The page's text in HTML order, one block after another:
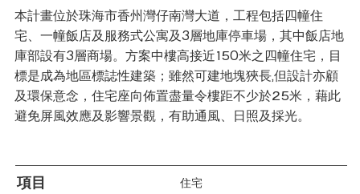
本計畫位於珠海市香州灣仔南灣大道，工程包括四幢住
宅、一幢飯店及服務式公寓及3層地庫停車場，其中飯店地
庫部設有3層商場。方案中樓高接近150米之四幢住宅，目
標是成為地區標誌性建築；雖然可建地塊狹長,但設計亦顧
及環保意念，住宅座向佈置盡量令樓距不少於25米，藉此
避免屏風效應及影響景觀，有助通風、日照及採光。
項目 住宅